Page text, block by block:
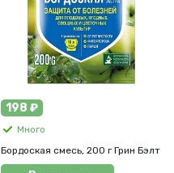
198 ₽
Много
Бордоская смесь, 200 г Грин Бэлт